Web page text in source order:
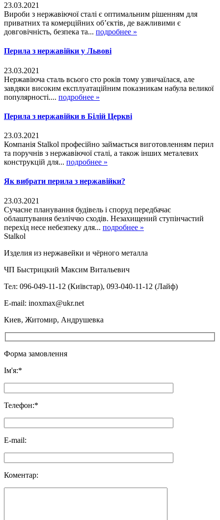
23.03.2021
Вироби з нержавіючої сталі є оптимальним рішенням для
приватних та комерційних об’єктів, де важливими є
довговічність, безпека та... подробнее »
Перила з нержавійки у Львові
23.03.2021
Нержавіюча сталь всього сто років тому узвичаїлася, але
завдяки високим експлуатаційним показникам набула великої
популярності.... подробнее »
Перила з нержавійки в Білій Церкві
23.03.2021
Компанія Stalkol професійно займається виготовленням перил
та поручнів з нержавіючої сталі, а також інших металевих
конструкцій для... подробнее »
Як вибрати перила з нержавійки?
23.03.2021
Сучасне планування будівель і споруд передбачає
облаштування безліччю сходів. Незахищений ступінчастий
перехід несе небезпеку для... подробнее »
Stalkol
Изделия из нержавейки и чёрного металла
ЧП Быстрицкий Максим Витальевич
Тел: 096-049-11-12 (Київстар), 093-040-11-12 (Лайф)
E-mail: inoxmax@ukr.net
Киев, Житомир, Андрушевка
Форма замовлення
Ім'я:*
Телефон:*
E-mail:
Коментар: